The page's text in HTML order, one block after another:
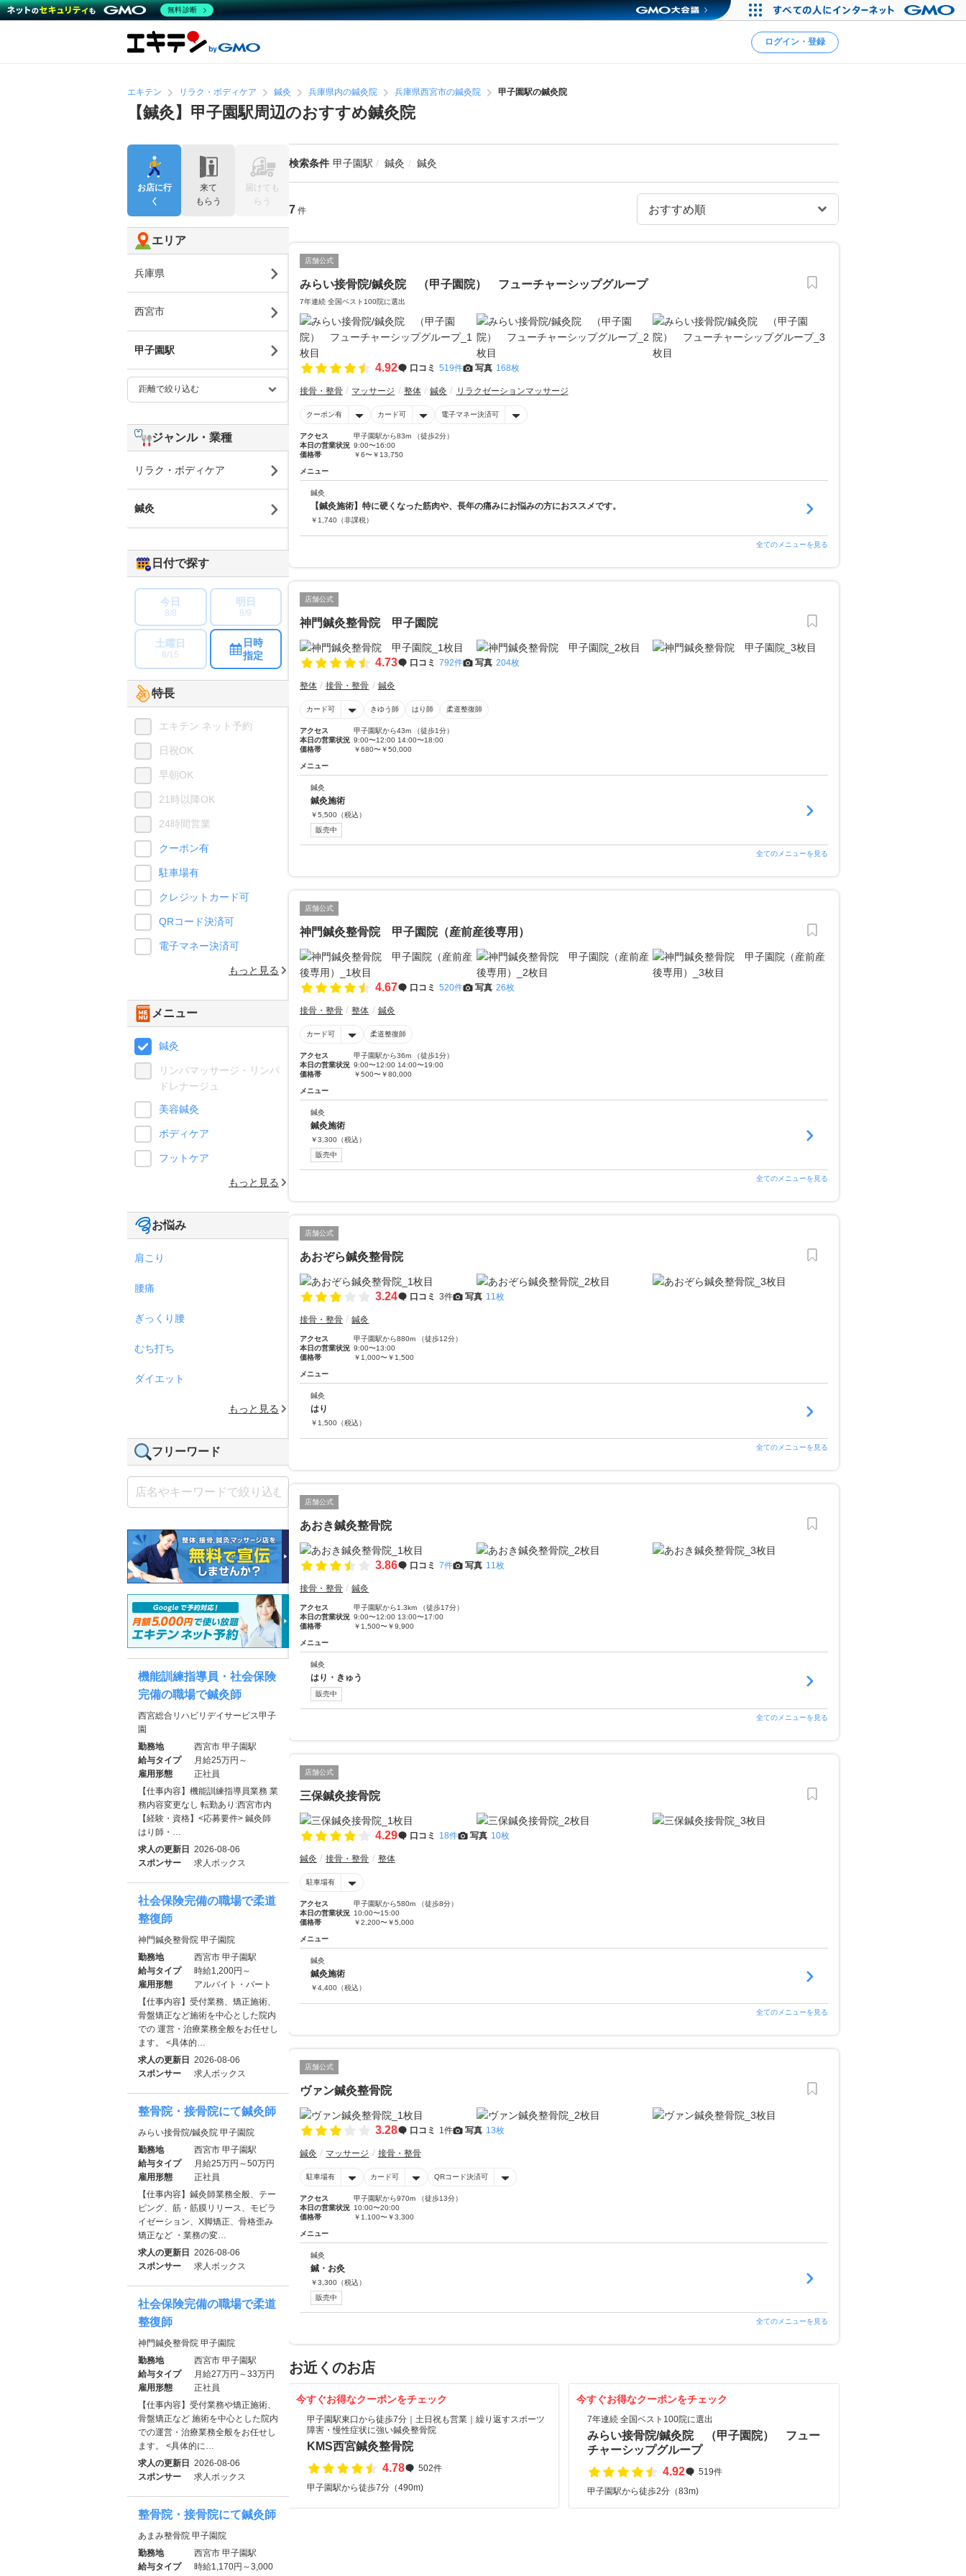
ログイン・登録
エキテン リラク・ボディケア 鍼灸 兵庫県内の鍼灸院 兵庫県西宮市の鍼灸院 甲子園駅の鍼灸院
【鍼灸】甲子園駅周辺のおすすめ鍼灸院
検索条件 甲子園駅 鍼灸 鍼灸
7 件
店舗公式
みらい接骨院/鍼灸院 （甲子園院） フューチャーシップグループ
7年連続 全国ベスト100院に選出
4.92 口コミ 519件 写真 168枚
接骨・整骨 マッサージ 整体 鍼灸 リラクゼーションマッサージ
クーポン有 カード可 電子マネー決済可
アクセス
甲子園駅から83m （徒歩2分）
本日の営業状況 9:00〜16:00
価格帯
￥6〜￥13,750
メニュー
鍼灸
【鍼灸施術】特に硬くなった筋肉や、長年の痛みにお悩みの方におススメです。
￥ 1,740 （非課税）
全てのメニューを見る
店舗公式
神門鍼灸整骨院 甲子園院
4.73 口コミ 792件 写真 204枚
整体 接骨・整骨 鍼灸
カード可 きゆう師 はり師 柔道整復師
アクセス
甲子園駅から43m （徒歩1分）
本日の営業状況 9:00〜12:00 14:00〜18:00
価格帯
￥680〜￥50,000
メニュー
鍼灸
鍼灸施術
￥5,500 （税込）
販売中
全てのメニューを見る
店舗公式
神門鍼灸整骨院 甲子園院（産前産後専用）
4.67 口コミ 520件 写真 26枚
接骨・整骨 整体 鍼灸
カード可 柔道整復師
アクセス
甲子園駅から36m （徒歩1分）
本日の営業状況 9:00〜12:00 14:00〜19:00
価格帯
￥500〜￥80,000
メニュー
鍼灸
鍼灸施術
￥3,300 （税込）
販売中
全てのメニューを見る
店舗公式
あおぞら鍼灸整骨院
3.24 口コミ 3件 写真 11枚
接骨・整骨 鍼灸
アクセス
甲子園駅から880m （徒歩12分）
本日の営業状況 9:00〜13:00
価格帯
￥1,000〜￥1,500
メニュー
鍼灸
はり
￥ 1,500 （税込）
全てのメニューを見る
店舗公式
あおき鍼灸整骨院
3.86 口コミ 7件 写真 11枚
接骨・整骨 鍼灸
アクセス
甲子園駅から1.3km （徒歩17分）
本日の営業状況 9:00〜12:00 13:00〜17:00
価格帯
￥1,500〜￥9,900
メニュー
鍼灸
はり・きゅう
販売中
全てのメニューを見る
店舗公式
三保鍼灸接骨院
4.29 口コミ 18件 写真 10枚
鍼灸 接骨・整骨 整体
駐車場有
アクセス
甲子園駅から580m （徒歩8分）
本日の営業状況 10:00〜15:00
価格帯
￥2,200〜￥5,000
メニュー
鍼灸
鍼灸施術
￥4,400 （税込）
全てのメニューを見る
店舗公式
ヴァン鍼灸整骨院
3.28 口コミ 1件 写真 13枚
鍼灸 マッサージ 接骨・整骨
駐車場有 カード可 QRコード決済可
アクセス
甲子園駅から970m （徒歩13分）
本日の営業状況 10:00〜20:00
価格帯
￥1,100〜￥3,300
メニュー
鍼灸
鍼・お灸
￥3,300 （税込）
販売中
全てのメニューを見る
お近くのお店
今すぐお得なクーポンをチェック
甲子園駅東口から徒歩7分｜土日祝も営業｜繰り返すスポーツ
障害・慢性症状に強い鍼灸整骨院
KMS西宮鍼灸整骨院
4.78
502件
甲子園駅から徒歩7分（490m)
今すぐお得なクーポンをチェック
7年連続 全国ベスト100院に選出
みらい接骨院/鍼灸院 （甲子園院） フュー
チャーシップグループ
4.92
519件
甲子園駅から徒歩2分（83m)
お店に行
く
来て
もらう
届けても
らう
エリア
兵庫県
西宮市
甲子園駅
ジャンル・業種
リラク・ボディケア
鍼灸
日付で探す
今日
8/8
明日
8/9
土曜日
8/15
日時
指定
特長
エキテン ネット予約
日祝OK
早朝OK
21時以降OK
24時間営業
クーポン有
駐車場有
クレジットカード可
QRコード決済可
電子マネー決済可
もっと見る
メニュー
鍼灸
リンパマッサージ・リンパ
ドレナージュ
美容鍼灸
ボディケア
フットケア
もっと見る
お悩み
肩こり
腰痛
ぎっくり腰
むち打ち
ダイエット
もっと見る
フリーワード
機能訓練指導員・社会保険
完備の職場で鍼灸師
西宮総合リハビリデイサービス甲子
園
勤務地
西宮市 甲子園駅
給与タイプ
月給25万円～
雇用形態
正社員
【仕事内容】機能訓練指導員業務 業
務内容変更なし 転勤あり:西宮市内
【経験・資格】<応募要件> 鍼灸師
はり師・…
求人の更新日 2026-08-06
スポンサー
求人ボックス
社会保険完備の職場で柔道
整復師
神門鍼灸整骨院 甲子園院
勤務地
西宮市 甲子園駅
給与タイプ
時給1,200円～
雇用形態
アルバイト・パート
【仕事内容】受付業務、矯正施術、
骨盤矯正など施術を中心とした院内
での 運営・治療業務全般をお任せし
ます。 <具体的…
求人の更新日 2026-08-06
スポンサー
求人ボックス
整骨院・接骨院にて鍼灸師
みらい接骨院/鍼灸院 甲子園院
勤務地
西宮市 甲子園駅
給与タイプ
月給25万円～50万円
雇用形態
正社員
【仕事内容】鍼灸師業務全般、テー
ピング、筋・筋膜リリース、モビラ
イゼーション、X脚矯正、骨格歪み
矯正など ・業務の変…
求人の更新日 2026-08-06
スポンサー
求人ボックス
社会保険完備の職場で柔道
整復師
神門鍼灸整骨院 甲子園院
勤務地
西宮市 甲子園駅
給与タイプ
月給27万円～33万円
雇用形態
正社員
【仕事内容】受付業務や矯正施術、
骨盤矯正など 施術を中心とした院内
での運営・治療業務全般をお任せし
ます。 <具体的に…
求人の更新日 2026-08-06
スポンサー
求人ボックス
整骨院・接骨院にて鍼灸師
あまみ整骨院 甲子園院
勤務地
西宮市 甲子園駅
給与タイプ
時給1,170円～3,000
無料診断